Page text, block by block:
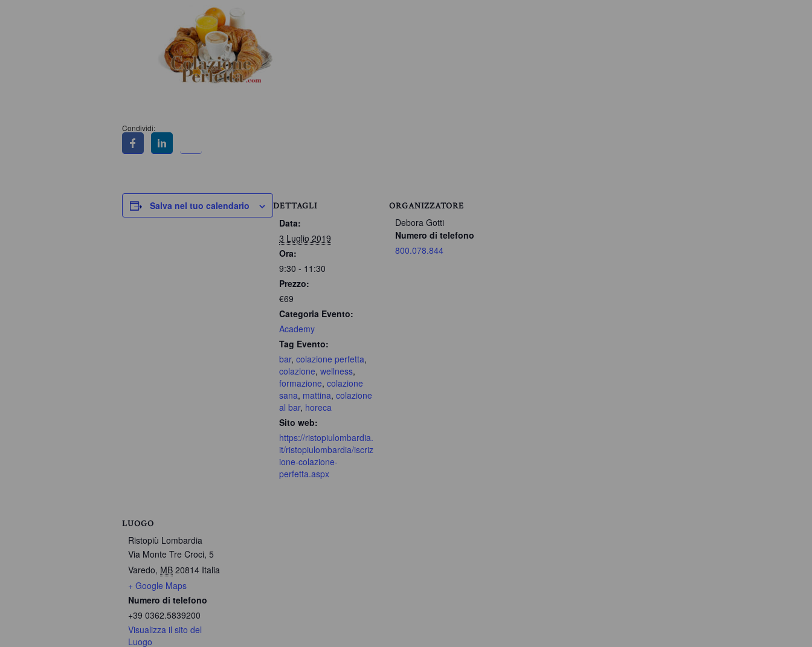
Condividi:
Salva nel tuo calendario DETTAGLI
Data:
3 Luglio 2019
Ora:
9:30 - 11:30
Prezzo:
€69
Categoria Evento:
Academy
Tag Evento:
bar, colazione perfetta,
colazione, wellness,
formazione, colazione
sana, mattina, colazione
al bar, horeca
Sito web:
https://ristopiulombardia.
it/ristopiulombardia/iscriz
ione-colazione-
perfetta.aspx
ORGANIZZATORE
Debora Gotti
Numero di telefono
800.078.844
LUOGO
Ristopiù Lombardia
Via Monte Tre Croci, 5
Varedo, MB 20814 Italia
+ Google Maps
Numero di telefono
+39 0362.5839200
Visualizza il sito del
Luogo